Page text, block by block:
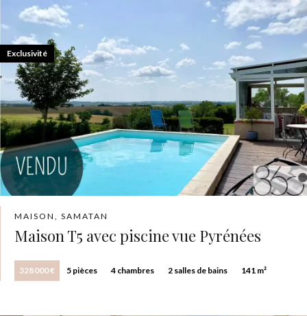
MAISON, SAMATAN
Maison T5 avec piscine vue Pyrénées
328 000 € 5 pièces 4 chambres 2 salles de bains 141 m²
Exclusivité